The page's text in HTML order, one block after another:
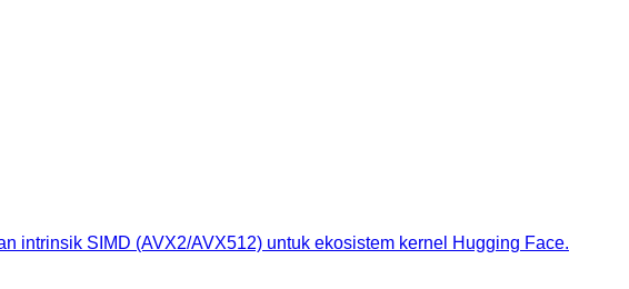
intrinsik SIMD (AVX2/AVX512) untuk ekosistem kernel Hugging Face.